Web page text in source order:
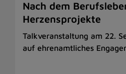
Nach dem
Herzensprojekte
Talkveranstaltung am 22.
auf ehrenamtliches